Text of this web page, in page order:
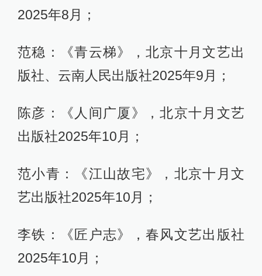
2025年8月；
范稳：《青云梯》，北京十月文艺出
版社、云南人民出版社2025年9月；
陈彦：《人间广厦》，北京十月文艺
出版社2025年10月；
范小青：《江山故宅》，北京十月文
艺出版社2025年10月；
李铁：《匠户志》，春风文艺出版社
2025年10月；